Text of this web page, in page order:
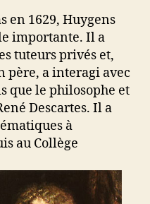
en 1629, Huygens
importante. Il a
tuteurs privés et,
père, a interagi avec
que le philosophe et
Descartes. Il a
à
au Collège